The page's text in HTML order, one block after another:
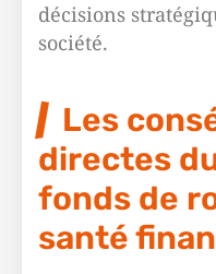
décisions
société.
Les
directes
fonds de
santé